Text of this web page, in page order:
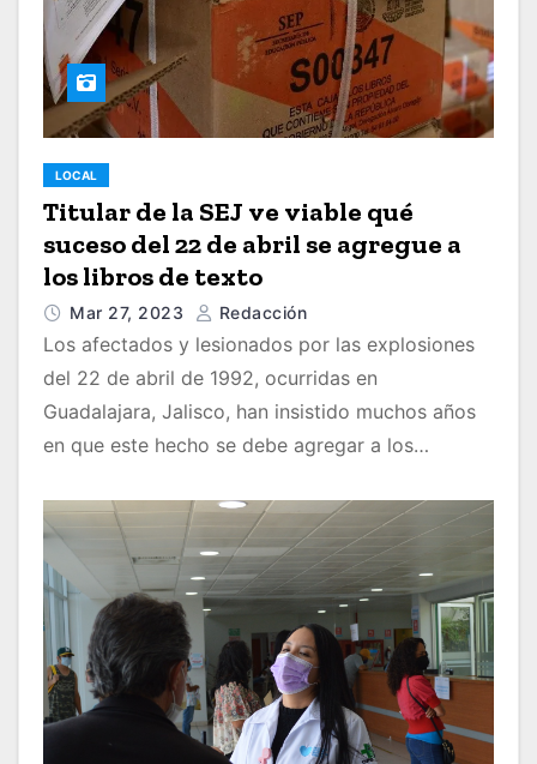
LOCAL
Titular de la SEJ ve viable qué
suceso del 22 de abril se agregue a
los libros de texto
Mar 27, 2023 Redacción
Los afectados y lesionados por las explosiones
del 22 de abril de 1992, ocurridas en
Guadalajara, Jalisco, han insistido muchos años
en que este hecho se debe agregar a los…